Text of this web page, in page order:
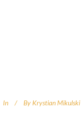
In By Krystian Mikulski